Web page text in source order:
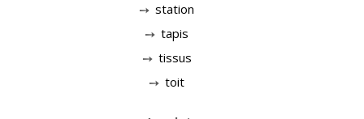
station
tapis
tissus
toit